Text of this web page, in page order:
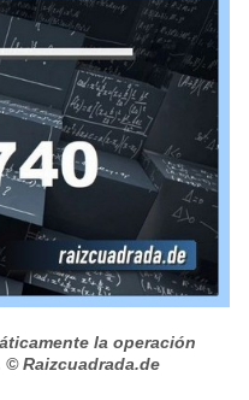
la operación
© Raizcuadrada.de